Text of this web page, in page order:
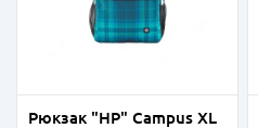
Рюкзак "HP" Campus XL